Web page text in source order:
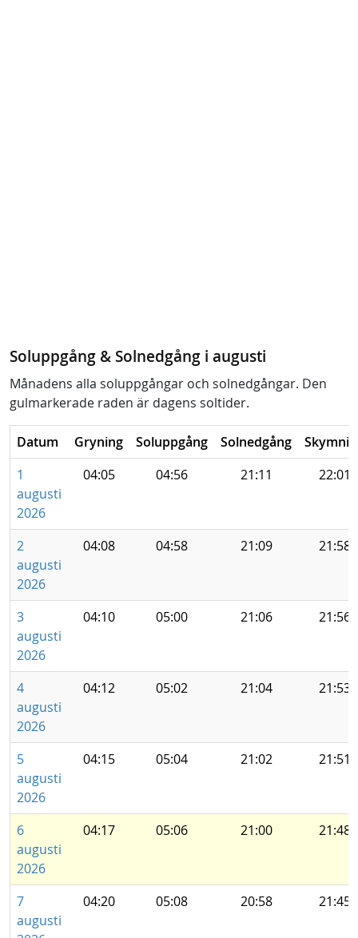
Soluppgång & Solnedgång i augusti
Månadens alla soluppgångar och solnedgångar. Den
gulmarkerade raden är dagens soltider.
Datum Gryning Soluppgång Solnedgång
1
augusti
2026
04:05 04:56 21:11 22:01
2
augusti
2026
04:08 04:58 21:09 21:58
3
augusti
2026
04:10 05:00 21:06 21:56
4
augusti
2026
04:12 05:02 21:04 21:53
5
augusti
2026
04:15 05:04 21:02 21:51
6
augusti
2026
04:17 05:06 21:00 21:48
7
augusti
04:20 05:08 20:58 21:45